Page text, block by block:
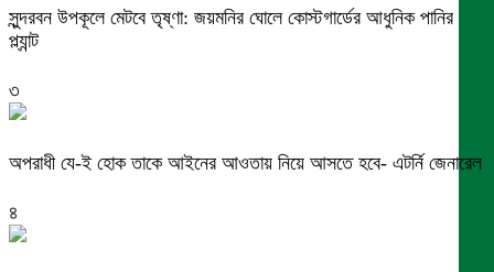
সুন্দরবন উপকূলে মেটবে তৃষ্ণা: জয়মনির ঘোলে কোস্টগার্ডের আধুনিক পানির
প্ল্যান্ট
৩
অপরাধী যে-ই হোক তাকে আইনের আওতায় নিয়ে আসতে হবে- এটর্নি জেনারেল
৪